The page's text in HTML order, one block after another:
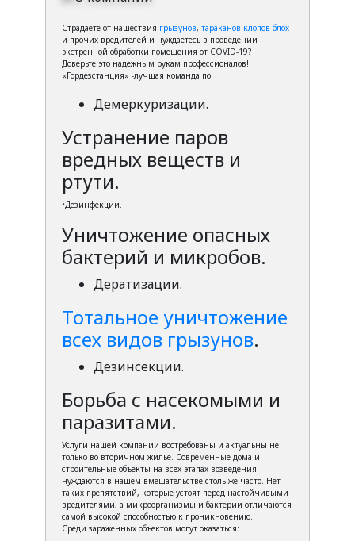
Страдаете от нашествия грызунов, тараканов клопов блох
и прочих вредителей и нуждаетесь в проведении
экстренной обработки помещения от COVID-19?
Доверьте это надежным рукам профессионалов!
«Гордезстанция» -лучшая команда по:
Демеркуризации.
Устранение паров
вредных веществ и
ртути.
•Дезинфекции.
Уничтожение опасных
бактерий и микробов.
Дератизации.
Тотальное уничтожение
всех видов грызунов.
Дезинсекции.
Борьба с насекомыми и
паразитами.
Услуги нашей компании востребованы и актуальны не
только во вторичном жилье. Современные дома и
строительные объекты на всех этапах возведения
нуждаются в нашем вмешательстве столь же часто. Нет
таких препятствий, которые устоят перед настойчивыми
вредителями, а микроорганизмы и бактерии отличаются
самой высокой способностью к проникновению.
Среди зараженных объектов могут оказаться: